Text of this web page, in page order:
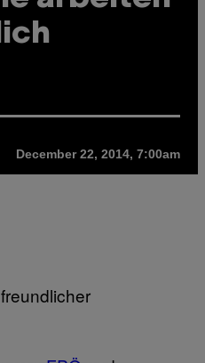
December 22, 2014, 7:00am